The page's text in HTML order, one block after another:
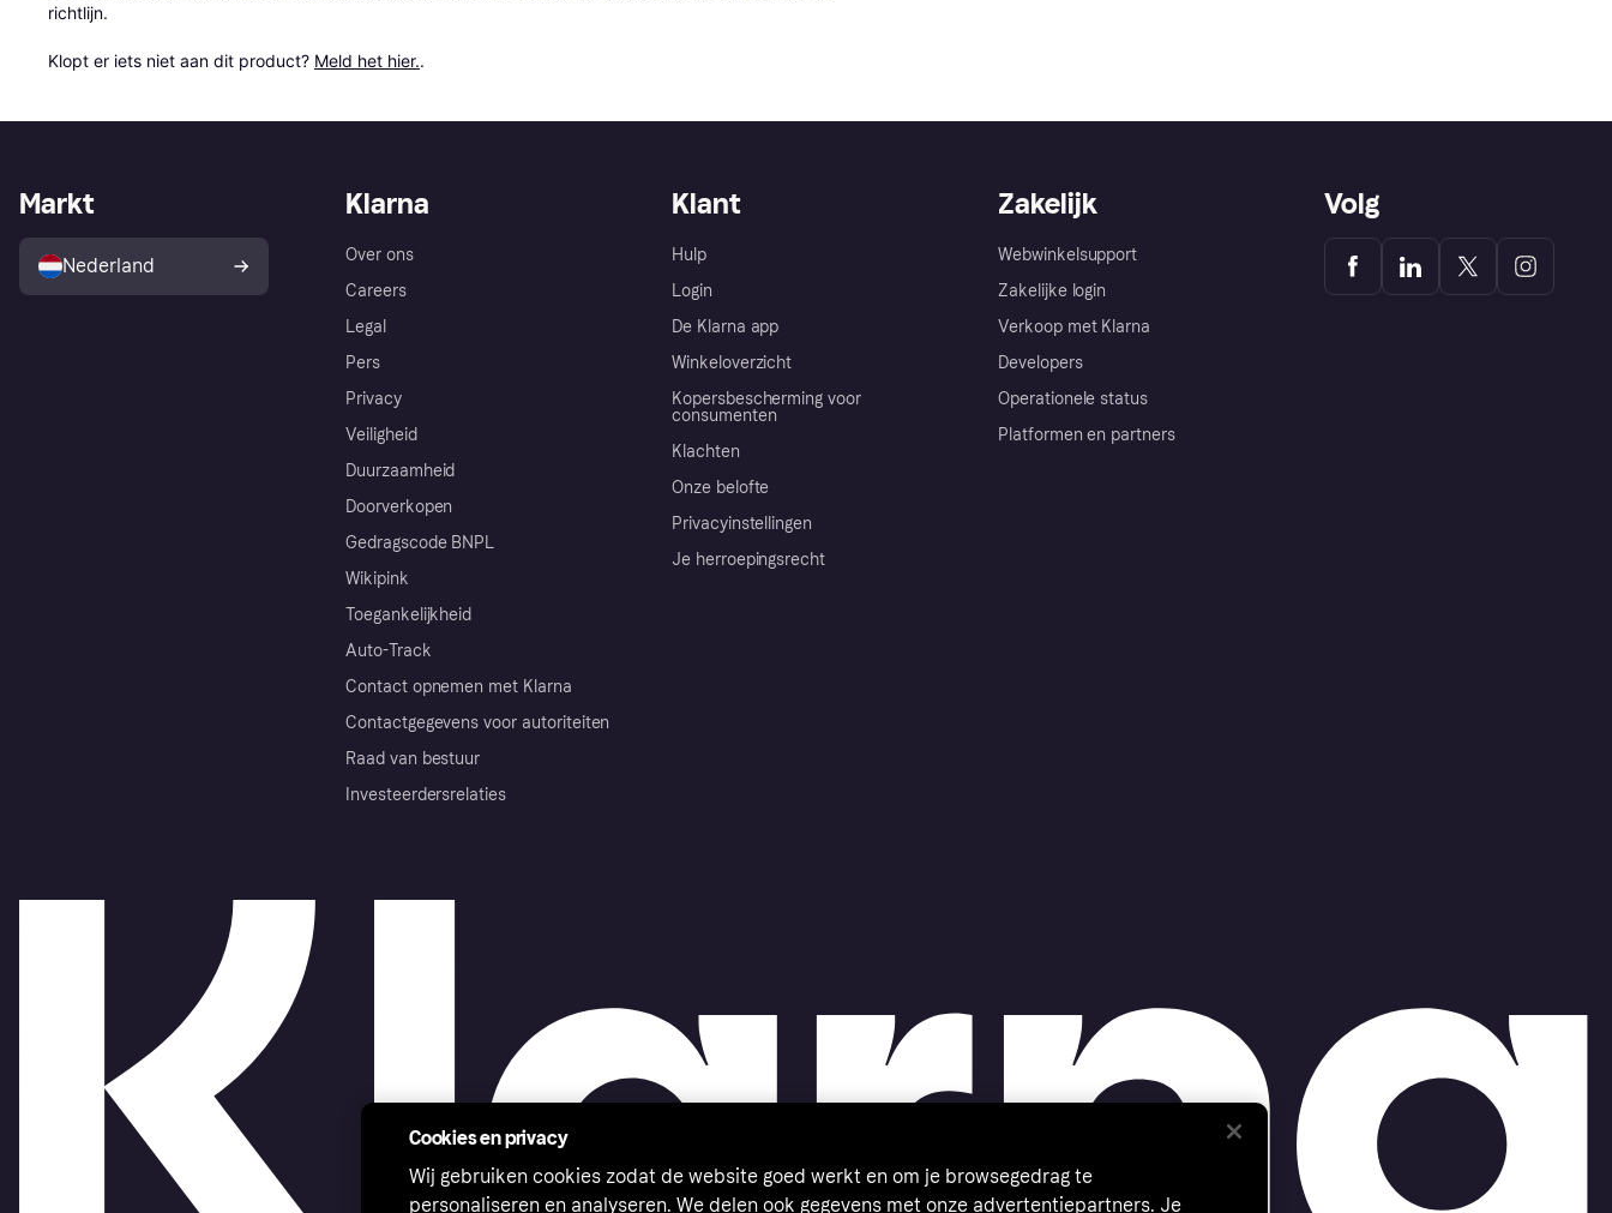
richtlijn.
Klopt er iets niet aan dit product? Meld het hier..
Klarna
Over ons
Careers
Legal
Pers
Privacy
Veiligheid
Duurzaamheid
Doorverkopen
Gedragscode BNPL
Wikipink
Toegankelijkheid
Auto-Track
Contact opnemen met Klarna
Contactgegevens voor autoriteiten
Raad van bestuur
Investeerdersrelaties
Klant
Hulp
Login
De Klarna app
Winkeloverzicht
Kopersbescherming voor
consumenten
Klachten
Onze belofte
Privacyinstellingen
Je herroepingsrecht
Zakelijk
Webwinkelsupport
Zakelijke login
Verkoop met Klarna
Developers
Operationele status
Platformen en partners
Markt
Nederland
Volg
Cookies en privacy
Wij gebruiken cookies zodat de website goed werkt en om je browsegedrag te
personaliseren en analyseren. We delen ook gegevens met onze advertentiepartners. Je